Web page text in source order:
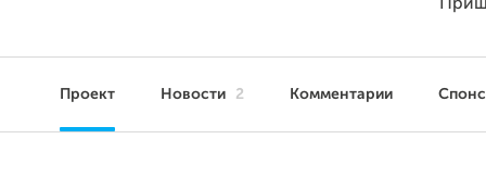
Проект Новости 2 Комментарии